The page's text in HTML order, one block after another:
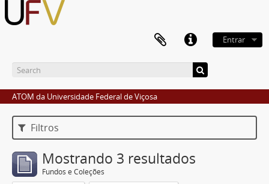
Entrar
ATOM da Universidade Federal de Viçosa
Filtros
Mostrando 3 resultados
Fundos e Coleções